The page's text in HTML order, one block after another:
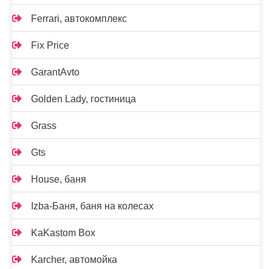
Ferrari, автокомплекс
Fix Price
GarantAvto
Golden Lady, гостиница
Grass
Gts
House, баня
Izba-Баня, баня на колесах
KaKastom Box
Karcher, автомойка